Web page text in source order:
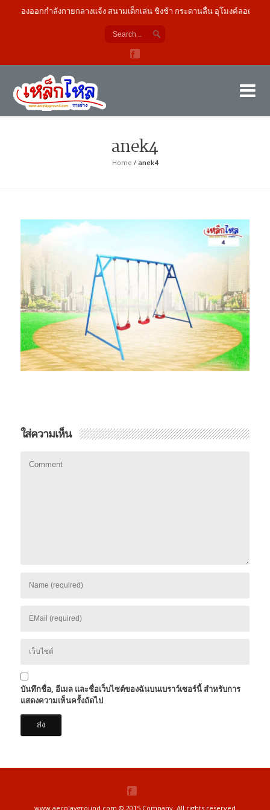
เครื่องออกกำลังกายกลางแจ้ง สนามเด็กเล่น ชิงช้า กระดานลื่น อุโมงค์ลอด
anek4
Home / anek4
ใส่ความเห็น
บันทึกชื่อ, อีเมล และชื่อเว็บไซต์ของฉันบนเบราว์เซอร์นี้ สำหรับการ
แสดงความเห็นครั้งถัดไป
www.aecplayground.com © 2015 Company. All rights reserved